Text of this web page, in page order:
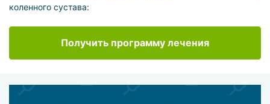
коленного сустава:
Получить программу лечения